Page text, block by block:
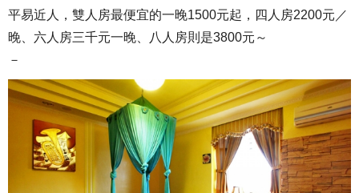
平易近人，雙人房最便宜的一晚1500元起，四人房2200元／
晚、六人房三千元一晚、八人房則是3800元～
－